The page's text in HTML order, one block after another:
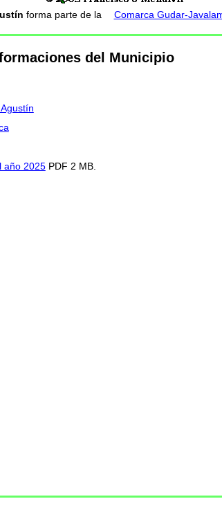
forma parte de la Comarca Gudar-
del Municipio
año 2025PDF 2 MB.